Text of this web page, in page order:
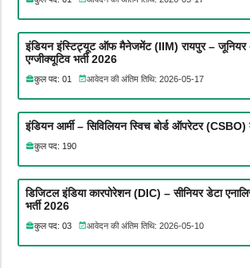
इंडियन इंस्टिट्यूट ऑफ मैनेजमेंट (IIM) रायपुर –
एग्जीक्यूटिव भर्ती 2026
कुल पद: 01 आवेदन की अंतिम तिथि: 2026-05-17
इंडियन आर्मी – सिविलियन स्विच बोर्ड ऑपरेटर (CSBO)
कुल पद: 190
डिजिटल इंडिया कारपोरेशन (DIC) – सीनियर डेटा
भर्ती 2026
कुल पद: 03 आवेदन की अंतिम तिथि: 2026-05-10